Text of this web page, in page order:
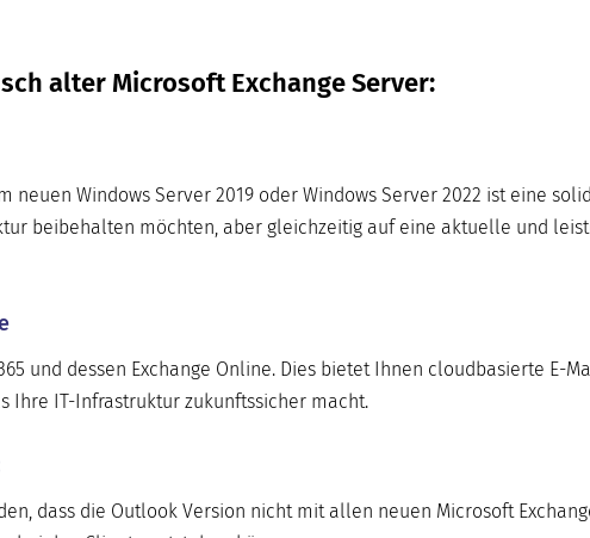
alter Microsoft Exchange Server:
neuen Windows Server 2019 oder Windows Server 2022 ist eine
beibehalten möchten, aber gleichzeitig auf eine aktuelle und
und dessen Exchange Online. Dies bietet Ihnen cloudbasierte E-
Ihre IT-Infrastruktur zukunftssicher macht.
dass die Outlook Version nicht mit allen neuen Microsoft